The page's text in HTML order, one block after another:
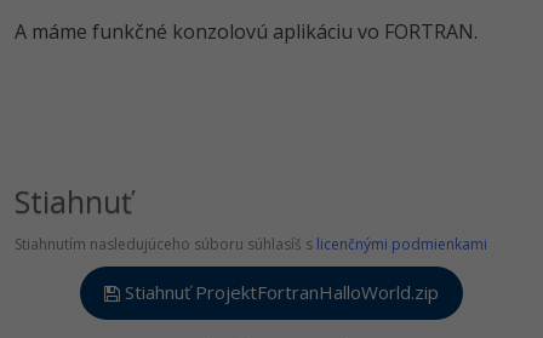
A máme funkčné konzolovú aplikáciu vo FORTRAN.
Stiahnuť
Stiahnutím nasledujúceho súboru súhlasíš s licenčnými podmienkami
Stiahnuť ProjektFortranHalloWorld.zip